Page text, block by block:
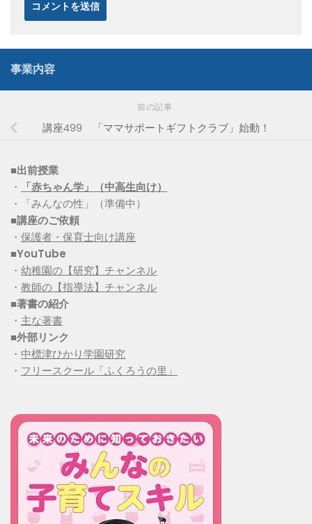
事業内容
前の記事
講座499 「ママサポートギフトクラブ」始動！
■出前授業
・
「赤ちゃん学」（中高生向け）
・「みんなの性」（準備中）
■講座のご依頼
・ 保護者・保育士向け講座
■YouTube
・ 幼稚園の【研究】チャンネル
・ 教師の【指導法】チャンネル
■著書の紹介
・ 主な著書
■外部リンク
・ 中標津ひかり学園研究
・ フリースクール「ふくろうの里」